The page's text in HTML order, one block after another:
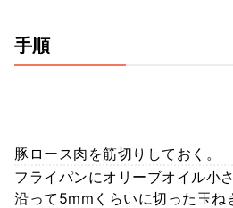
手順
豚ロース肉を筋切りしておく。
フライパンにオリーブオイル小
沿って5mmくらいに切った玉ね